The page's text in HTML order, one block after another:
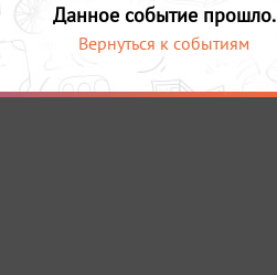
Данное событие прошло.
Вернуться к событиям